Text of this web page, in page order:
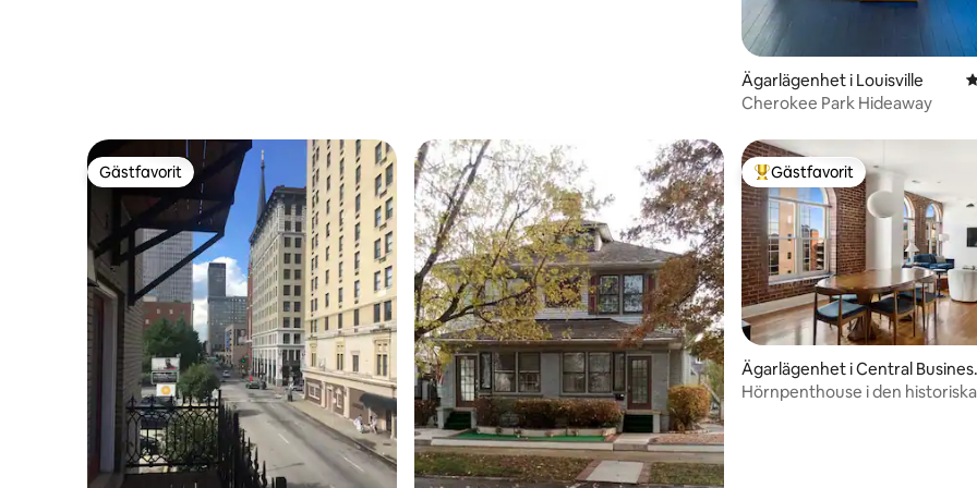
Ägarlägenhet i Louisville
Cherokee Park Hideaway
Gästfavorit
Gästfavorit Populär gästfavorit
Gästfavorit
Ägarlägenhet i Central
District
Hörnpenthouse i den